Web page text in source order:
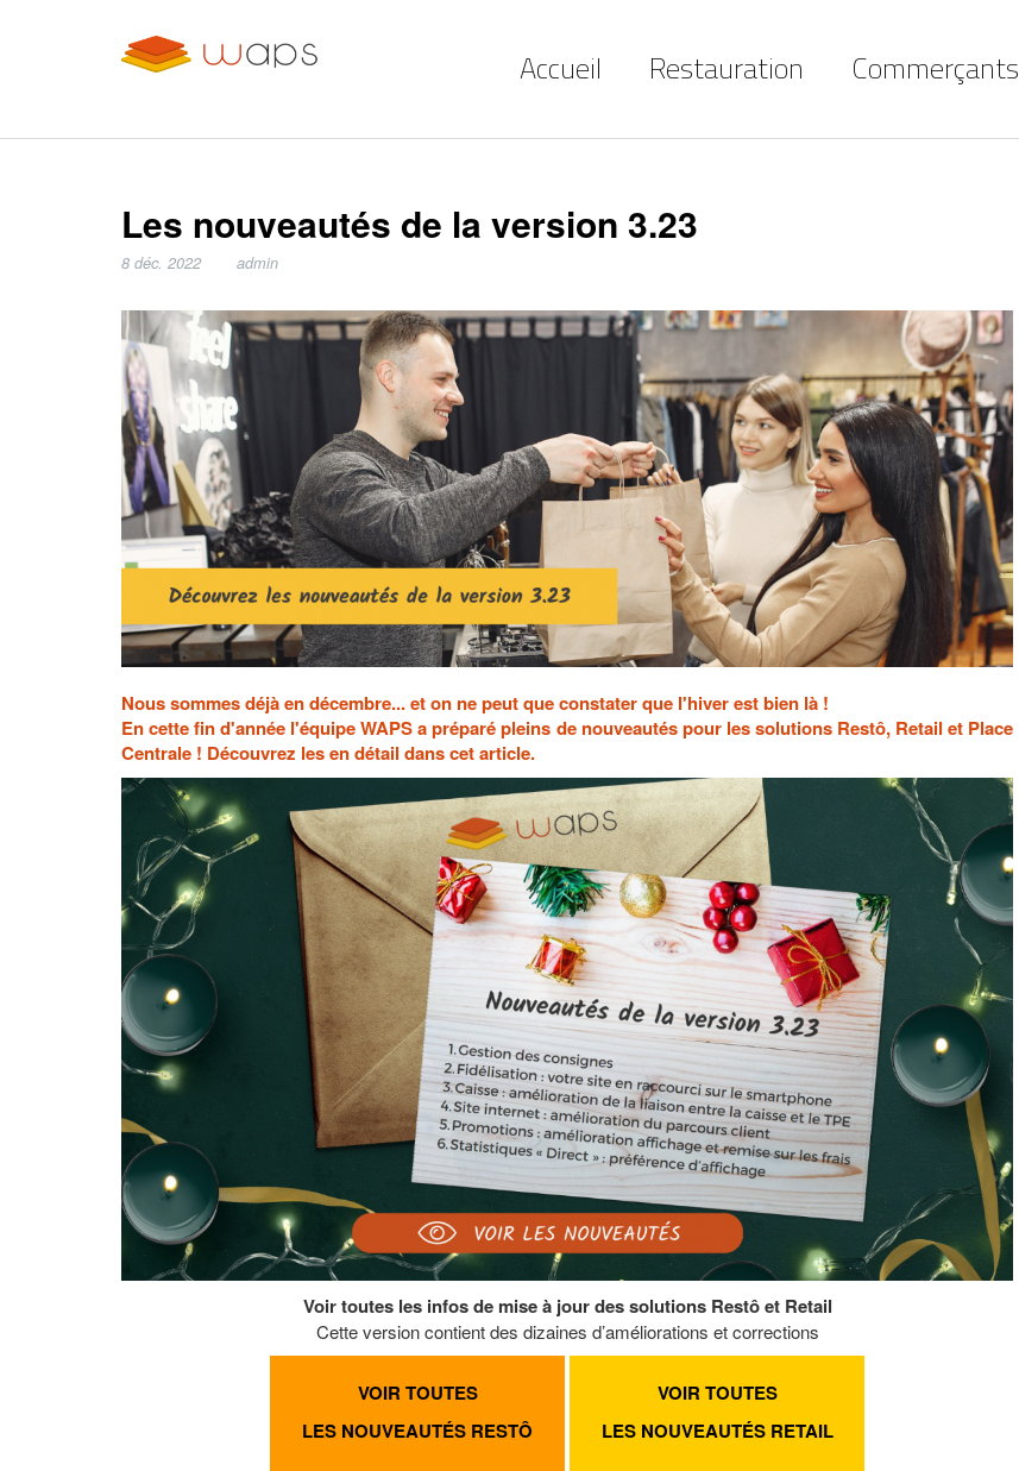
Accueil Restauration Commerçants
Les nouveautés de la version 3.23
8 déc. 2022 admin
Nous sommes déjà en décembre... et on ne peut que constater que l'hiver est bien là !
En cette fin d'année l'équipe WAPS a préparé pleins de nouveautés pour les solutions Restô, Retail et Place
Centrale ! Découvrez les en détail dans cet article.
Voir toutes les infos de mise à jour des solutions Restô et Retail
Cette version contient des dizaines d’améliorations et corrections
VOIR TOUTES
LES NOUVEAUTÉS RESTÔ
VOIR TOUTES
LES NOUVEAUTÉS RETAIL